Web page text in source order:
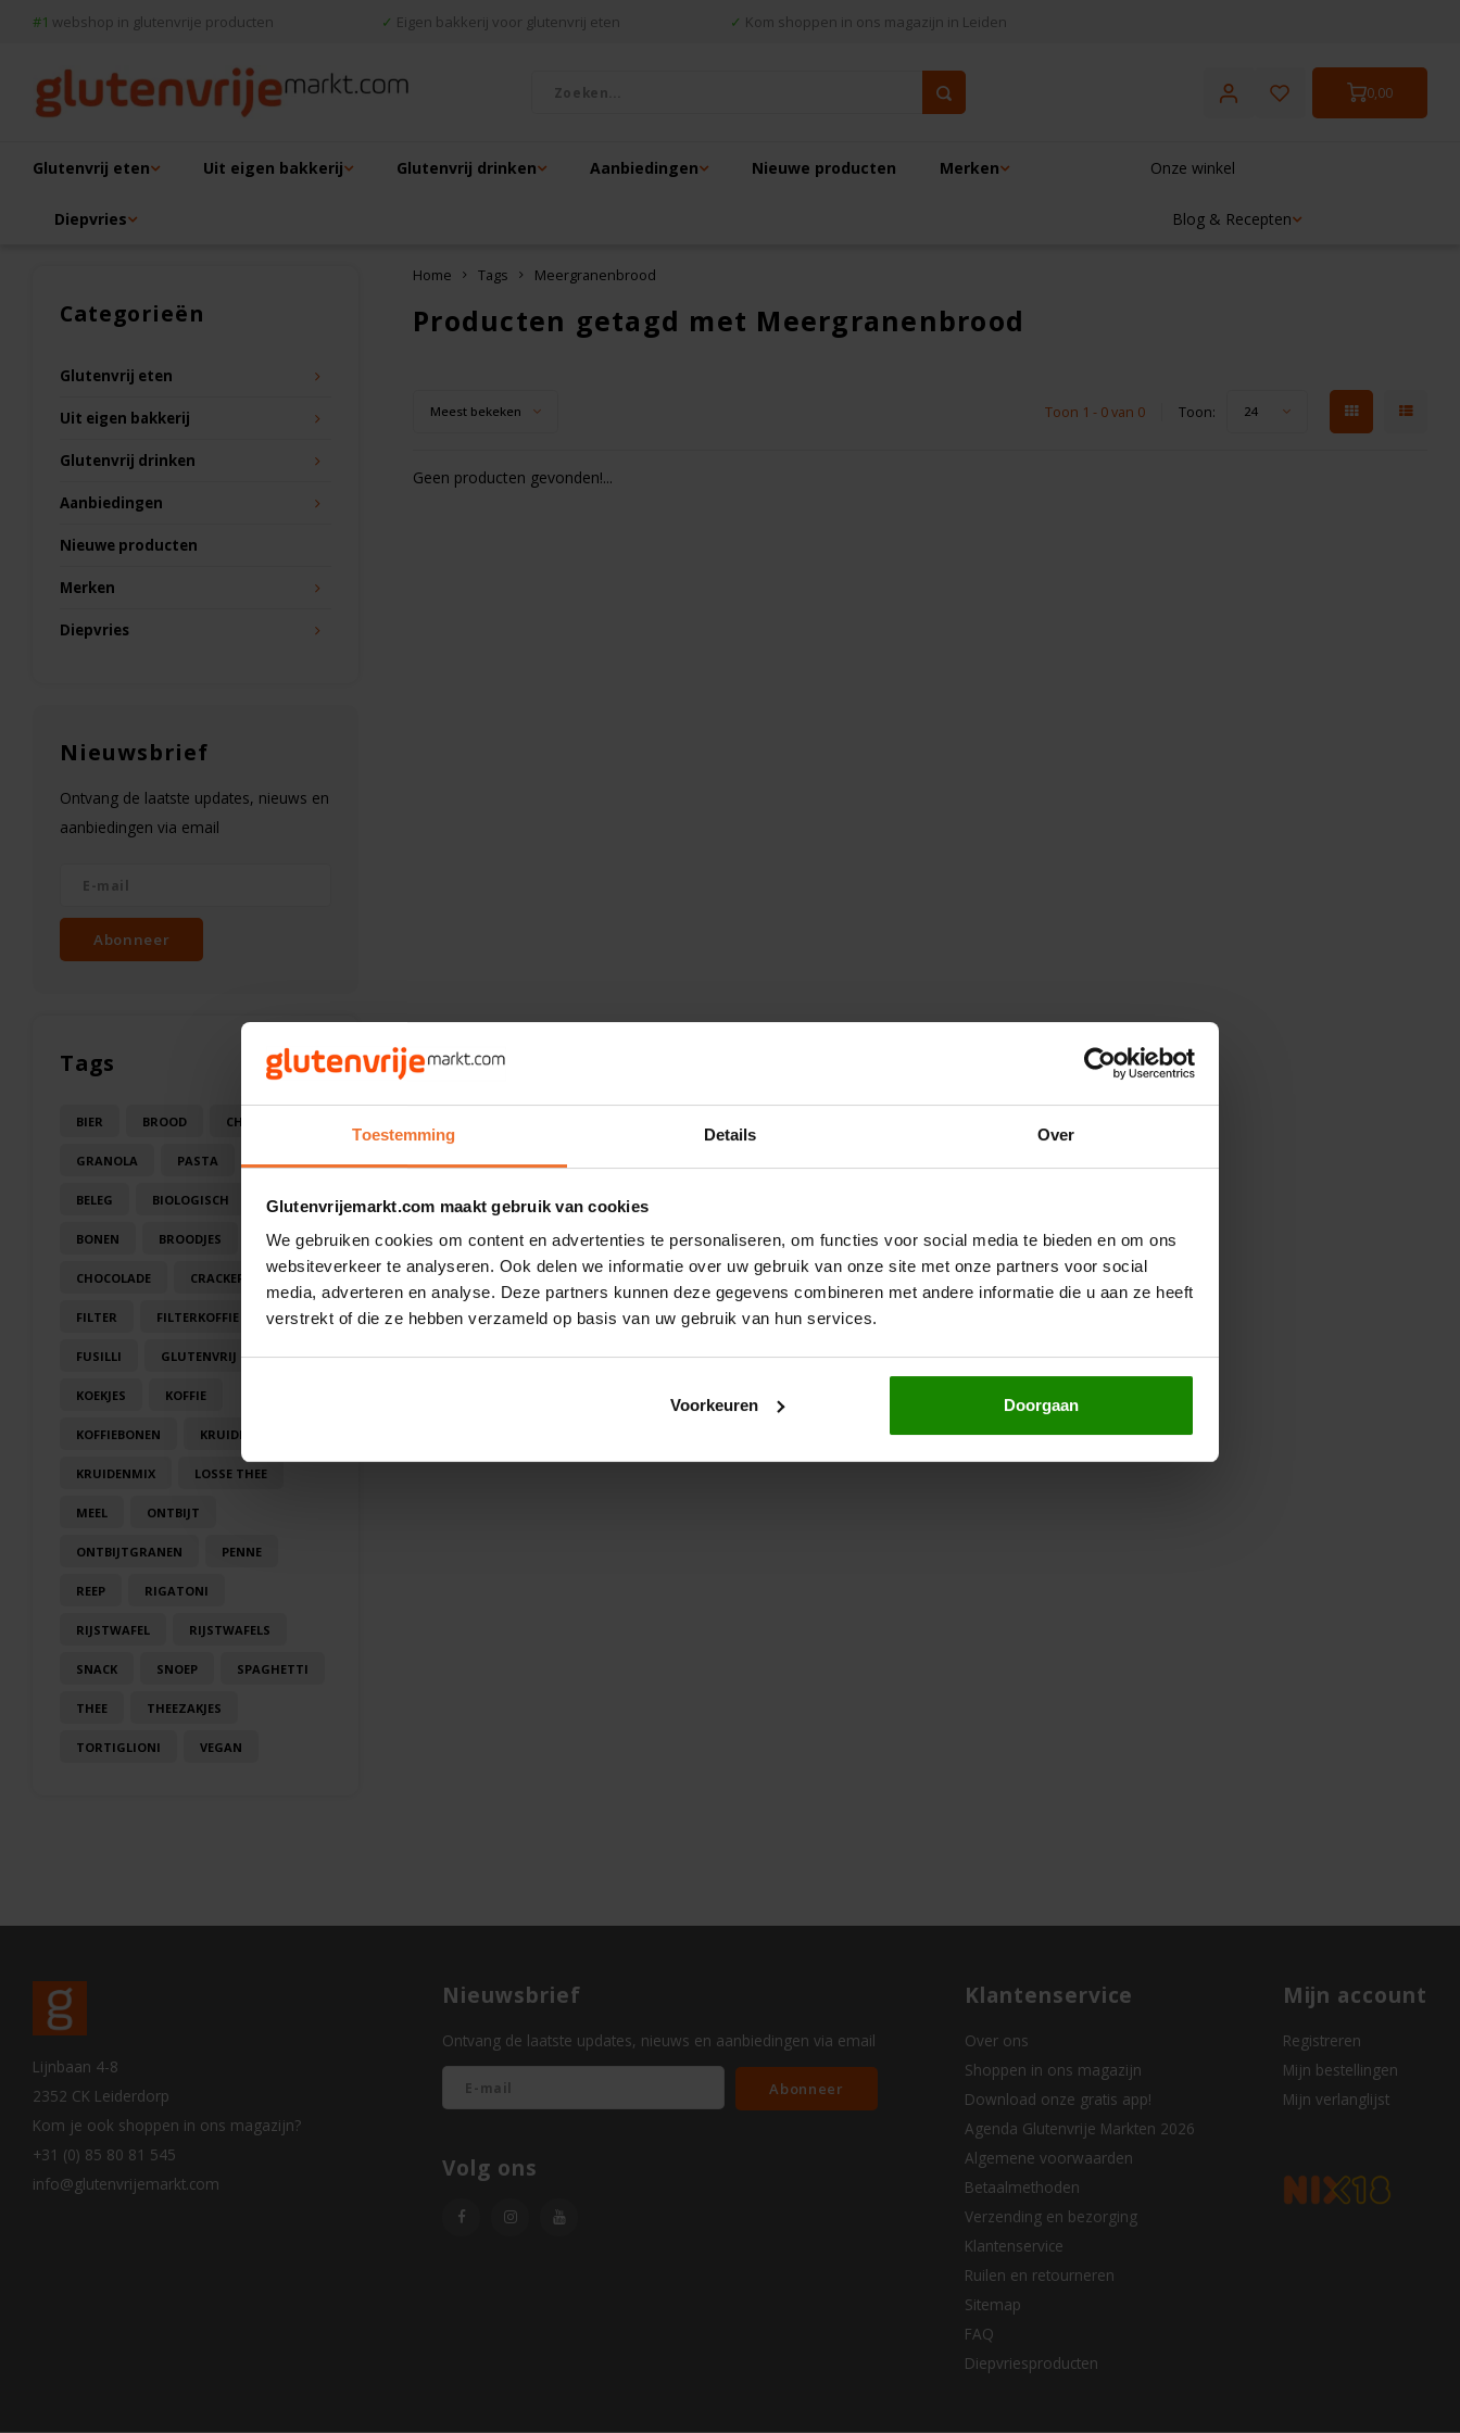
Toestemming Details Over
Glutenvrijemarkt.com maakt gebruik van cookies
We gebruiken cookies om content en advertenties te personaliseren, om functies voor social media te bieden en om ons
websiteverkeer te analyseren. Ook delen we informatie over uw gebruik van onze site met onze partners voor social
media, adverteren en analyse. Deze partners kunnen deze gegevens combineren met andere informatie die u aan ze heeft
verstrekt of die ze hebben verzameld op basis van uw gebruik van hun services.
Voorkeuren Doorgaan
#1 webshop in glutenvrije producten ✓ Eigen bakkerij voor glutenvrij eten ✓ Kom shoppen in ons magazijn in Leiden
0,00
Glutenvrij eten Uit eigen bakkerij Glutenvrij drinken Aanbiedingen Nieuwe producten Merken
Diepvries
Onze winkel
Blog & Recepten
Categorieën
Glutenvrij eten
Uit eigen bakkerij
Glutenvrij drinken
Aanbiedingen
Nieuwe producten
Merken
Diepvries
Nieuwsbrief
Ontvang de laatste updates, nieuws en
aanbiedingen via email
Abonneer
Tags
BIER BROOD CHOCOLA
GRANOLA PASTA
BELEG BIOLOGISCH BLOEM
BONEN BROODJES CAKE
CHOCOLADE CRACKERS
FILTER FILTERKOFFIE
FUSILLI GLUTENVRIJ KOEK
KOEKJES KOFFIE
KOFFIEBONEN KRUIDEN
KRUIDENMIX LOSSE THEE
MEEL ONTBIJT
ONTBIJTGRANEN PENNE
REEP RIGATONI
RIJSTWAFEL RIJSTWAFELS
SNACK SNOEP SPAGHETTI
THEE THEEZAKJES
TORTIGLIONI VEGAN
Home Tags Meergranenbrood
Producten getagd met Meergranenbrood
Meest bekeken Toon 1 - 0 van 0 Toon: 24
Geen producten gevonden!...
Lijnbaan 4-8
2352 CK Leiderdorp
Kom je ook shoppen in ons magazijn?
+31 (0) 85 80 81 545
info@glutenvrijemarkt.com
Nieuwsbrief
Ontvang de laatste updates, nieuws en aanbiedingen via email
Abonneer
Volg ons
Klantenservice
Over ons
Shoppen in ons magazijn
Download onze gratis app!
Agenda Glutenvrije Markten 2026
Algemene voorwaarden
Betaalmethoden
Verzending en bezorging
Klantenservice
Ruilen en retourneren
Sitemap
FAQ
Diepvriesproducten
Mijn account
Registreren
Mijn bestellingen
Mijn verlanglijst